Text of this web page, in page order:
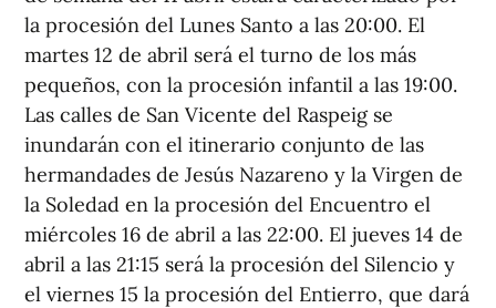
la procesión del Lunes Santo a las 20:00. El
martes 12 de abril será el turno de los más
pequeños, con la procesión infantil a las 19:00.
Las calles de San Vicente del Raspeig se
inundarán con el itinerario conjunto de las
hermandades de Jesús Nazareno y la Virgen de
la Soledad en la procesión del Encuentro el
miércoles 16 de abril a las 22:00. El jueves 14 de
abril a las 21:15 será la procesión del Silencio y
el viernes 15 la procesión del Entierro, que dará